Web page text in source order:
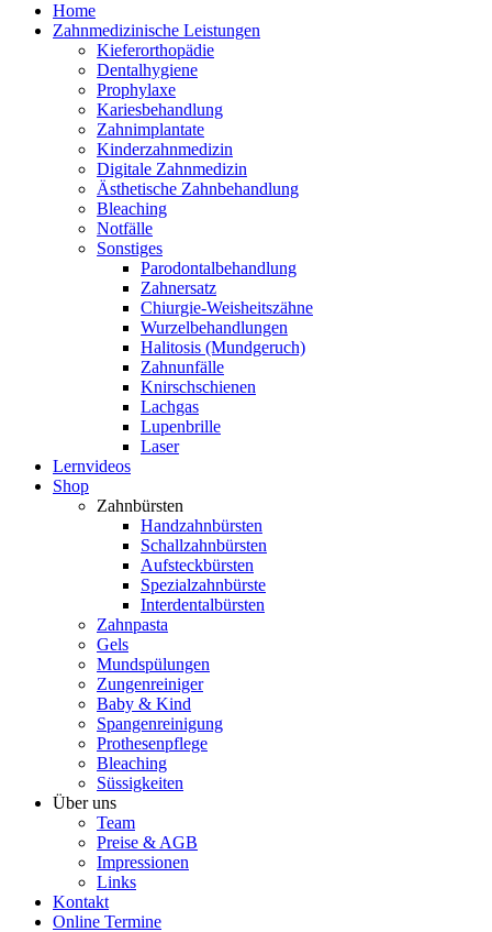
Home
Zahnmedizinische Leistungen
Kieferorthopädie
Dentalhygiene
Prophylaxe
Kariesbehandlung
Zahnimplantate
Kinderzahnmedizin
Digitale Zahnmedizin
Ästhetische Zahnbehandlung
Bleaching
Notfälle
Sonstiges
Parodontalbehandlung
Zahnersatz
Chiurgie-Weisheitszähne
Wurzelbehandlungen
Halitosis (Mundgeruch)
Zahnunfälle
Knirschschienen
Lachgas
Lupenbrille
Laser
Lernvideos
Shop
Zahnbürsten
Handzahnbürsten
Schallzahnbürsten
Aufsteckbürsten
Spezialzahnbürste
Interdentalbürsten
Zahnpasta
Gels
Mundspülungen
Zungenreiniger
Baby & Kind
Spangenreinigung
Prothesenpflege
Bleaching
Süssigkeiten
Über uns
Team
Preise & AGB
Impressionen
Links
Kontakt
Online Termine